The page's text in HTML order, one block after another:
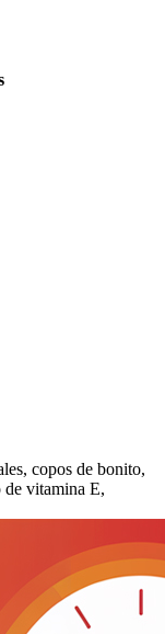
copos de bonito,
de vitamina E,